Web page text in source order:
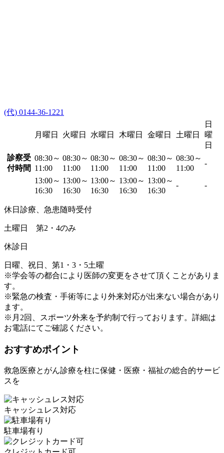
(代) 0144-36-1221
月曜日 火曜日 水曜日 木曜日 金曜日 土曜日
日
曜
日
診察受
付時間
08:30～
11:00
08:30～
11:00
08:30～
11:00
08:30～
11:00
08:30～
11:00
08:30～
11:00
-
13:00～
16:30
13:00～
16:30
13:00～
16:30
13:00～
16:30
13:00～
16:30
- -
休日診療、急患随時受付
土曜日 第2・4のみ
休診日
日曜、祝日、第1・3・5土曜
※学会等の都合により医師の変更をさせて頂くことがありま
す。
※緊急の検査・手術等により外来対応が出来ない場合があり
ます。
※月2回、スポーツ外来を予約制で行っております。詳細は
お電話にてご確認ください。
おすすめポイント
救急医療とがん診療を柱に保健・医療・福祉の総合的サービ
スを
キャッシュレス対応
駐車場有り